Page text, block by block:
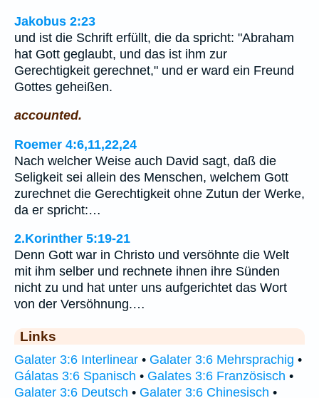
Jakobus 2:23
und ist die Schrift erfüllt, die da spricht: "Abraham
hat Gott geglaubt, und das ist ihm zur
Gerechtigkeit gerechnet," und er ward ein Freund
Gottes geheißen.
accounted.
Roemer 4:6,11,22,24
Nach welcher Weise auch David sagt, daß die
Seligkeit sei allein des Menschen, welchem Gott
zurechnet die Gerechtigkeit ohne Zutun der Werke,
da er spricht:…
2.Korinther 5:19-21
Denn Gott war in Christo und versöhnte die Welt
mit ihm selber und rechnete ihnen ihre Sünden
nicht zu und hat unter uns aufgerichtet das Wort
von der Versöhnung.…
Links
Galater 3:6 Interlinear • Galater 3:6 Mehrsprachig •
Gálatas 3:6 Spanisch • Galates 3:6 Französisch •
Galater 3:6 Deutsch • Galater 3:6 Chinesisch •